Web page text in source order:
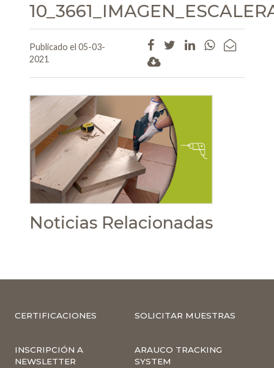
Publicado el 05-03-
2021
Noticias Relacionadas
CERTIFICACIONES SOLICITAR MUESTRAS
INSCRIPCIÓN A
NEWSLETTER
ARAUCO TRACKING
SYSTEM